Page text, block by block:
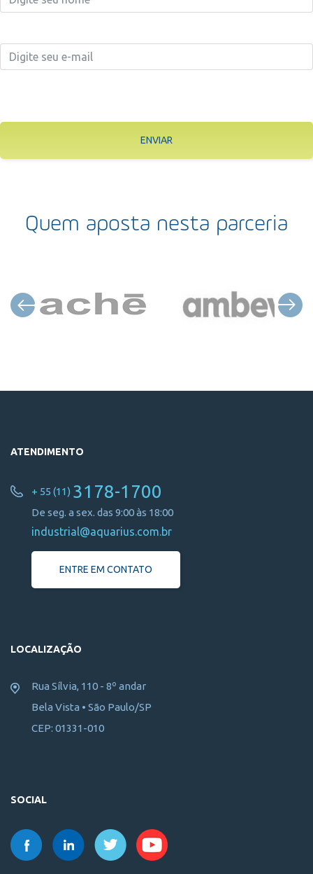
ENVIAR
Quem aposta nesta parceria
ATENDIMENTO
+ 55 (11) 3178-1700
De seg. a sex. das 9:00 às 18:00
industrial@aquarius.com.br
ENTRE EM CONTATO
LOCALIZAÇÃO
Rua Sílvia, 110 - 8º andar
Bela Vista • São Paulo/SP
CEP: 01331-010
SOCIAL